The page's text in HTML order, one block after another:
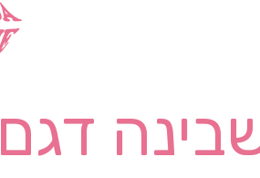
דגם